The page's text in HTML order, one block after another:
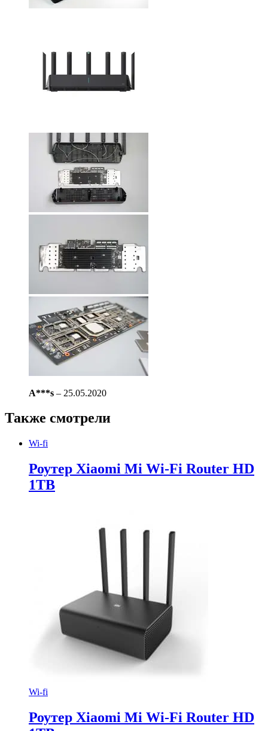
A***s – 25.05.2020
Также смотрели
Wi-fi
Роутер Xiaomi Mi Wi-Fi Router HD
1TB
Wi-fi
Роутер Xiaomi Mi Wi-Fi Router HD